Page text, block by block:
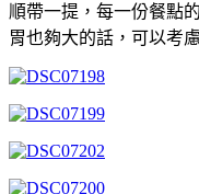
順帶一提，每一份餐點
胃也夠大的話，可以考